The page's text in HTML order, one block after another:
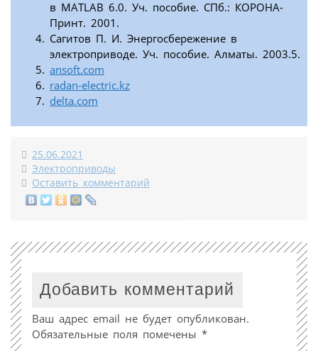
в MATLAB 6.0. Уч. пособие. СПб.: КОРОНА-
Принт. 2001.
Сагитов П. И. Энергосбережение в
электроприводе. Уч. пособие. Алматы. 2003.5.
ansoft.com
radan-electric.kz
delta.com
25.06.2021
Электроприводы
Оставить комментарий
Добавить комментарий
Ваш адрес email не будет опубликован.
Обязательные поля помечены *